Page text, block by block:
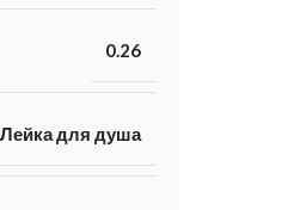
0.26
Лейка для душа